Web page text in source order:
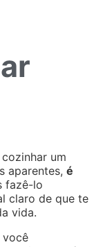
um
aparentes, é
fazê-lo
claro de que te
vida.
você